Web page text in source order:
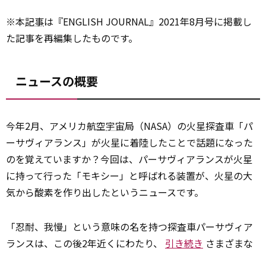
※本記事は『ENGLISH JOURNAL』2021年8月号に掲載し
た記事を再編集したものです。
ニュースの概要
今年2月、アメリカ航空宇宙局（NASA）の火星探査車「パ
ーサヴィアランス」が火星に着陸したことで話題になった
のを覚えていますか？今回は、パーサヴィアランスが火星
に持って行った「モキシー」と呼ばれる装置が、火星の大
気から酸素を作り出したというニュースです。
「忍耐、我慢」という意味の名を持つ探査車パーサヴィア
ランスは、この後2年近くにわたり、 引き続き さまざまな